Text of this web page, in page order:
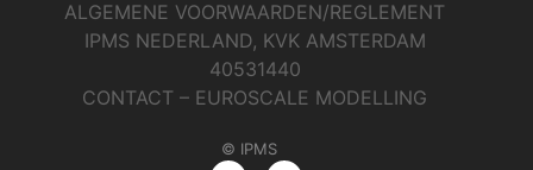
ALGEMENE VOORWAARDEN/REGLEMENT
IPMS NEDERLAND, KVK AMSTERDAM
40531440
CONTACT – EUROSCALE MODELLING
© IPMS